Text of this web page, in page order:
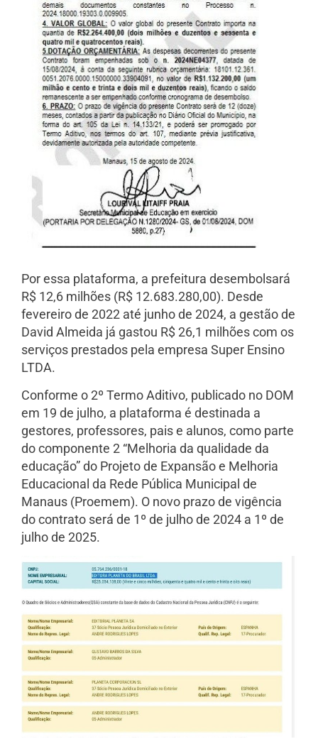
Por essa plataforma, a prefeitura desembolsará
R$ 12,6 milhões (R$ 12.683.280,00). Desde
fevereiro de 2022 até junho de 2024, a gestão de
David Almeida já gastou R$ 26,1 milhões com os
serviços prestados pela empresa Super Ensino
LTDA.
Conforme o 2º Termo Aditivo, publicado no DOM
em 19 de julho, a plataforma é destinada a
gestores, professores, pais e alunos, como parte
do componente 2 “Melhoria da qualidade da
educação” do Projeto de Expansão e Melhoria
Educacional da Rede Pública Municipal de
Manaus (Proemem). O novo prazo de vigência
do contrato será de 1º de julho de 2024 a 1º de
julho de 2025.